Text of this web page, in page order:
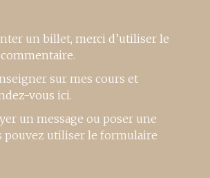
un billet, merci d’utiliser le
.
sur mes cours et
vous ici.
un message ou poser une
pouvez utiliser le formulaire